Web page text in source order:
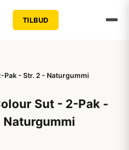
TILBUD
Pak - Str. 2 - Naturgummi
Sut - 2-Pak -
Naturgummi